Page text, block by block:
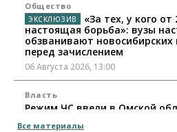
Общество
«За тех, у кого от
настоящая борьба»: вузы
обзванивают
перед зачислением
06 Августа 2026, 13:00
Власть
Режим ЧС ввели в Омской
06 Августа 2026, 12:15
Все материалы